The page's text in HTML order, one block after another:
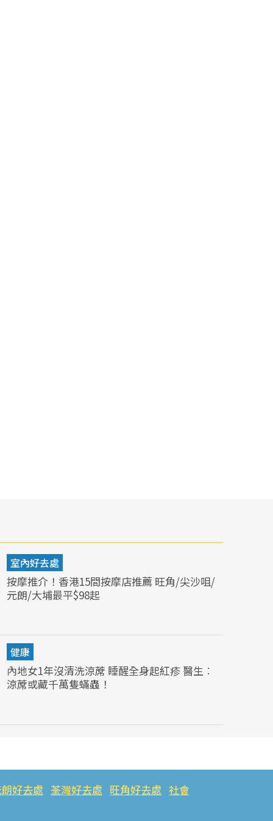
室內好去處
按摩推介！香港15間按摩店推薦 旺角/尖沙咀/
元朗/大埔最平$98起
健康
內地女1年沒清洗涼蓆 睡醒全身起紅疹 醫生︰
涼蓆或藏千萬隻蟎蟲！
好去處 荃灣好去處 旺角好去處 社會